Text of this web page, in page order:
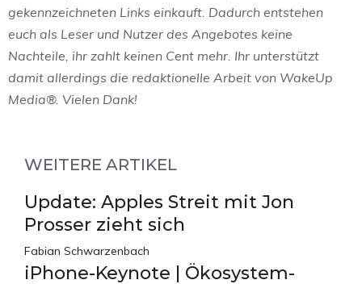
gekennzeichneten Links einkauft. Dadurch entstehen
euch als Leser und Nutzer des Angebotes keine
Nachteile, ihr zahlt keinen Cent mehr. Ihr unterstützt
damit allerdings die redaktionelle Arbeit von WakeUp
Media®. Vielen Dank!
WEITERE ARTIKEL
Update: Apples Streit mit Jon
Prosser zieht sich
Fabian Schwarzenbach
iPhone-Keynote | Ökosystem-